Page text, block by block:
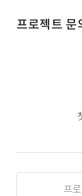
프로젝트 문
프